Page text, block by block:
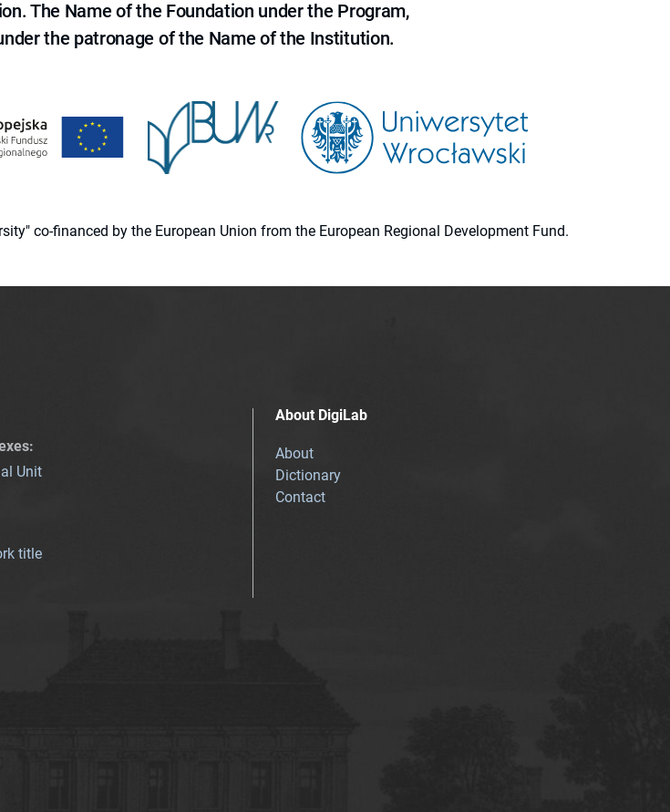
The Name of the Foundation under the Program,
the patronage of the Name of the Institution.
co-financed by the European Union from the European Regional Development Fund.
:
Unit
title
About DigiLab
About
Dictionary
Contact